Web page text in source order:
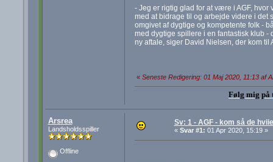
- Jeg er rigtig glad for at være i AGF,
med at bidrage til og arbejde videre i det
omgivet af dygtige og kompetente folk -
med dygtige spillere i en fantastisk klub -
ny aftale, siger David Nielsen, der kom til
« Seneste Redigering: 01 Maj 2020, 11:13 af
Følg mig på
Arsrea
Landsholdsspiller
Offline
Sv: 1 - AGF - kom så de
« Svar #1: 01 Apr 2020, 15:19 »